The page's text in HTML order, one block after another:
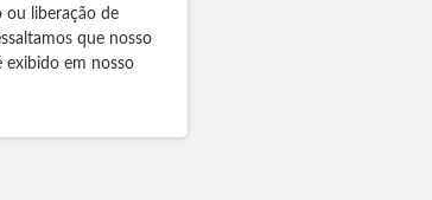
ou liberação de
que nosso
exibido em nosso